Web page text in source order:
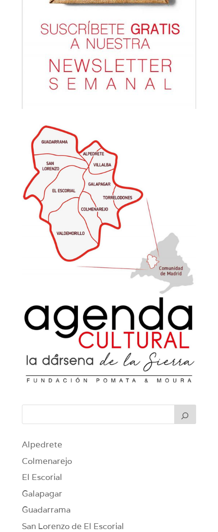
Alpedrete
Colmenarejo
El Escorial
Galapagar
Guadarrama
San Lorenzo de El Escorial